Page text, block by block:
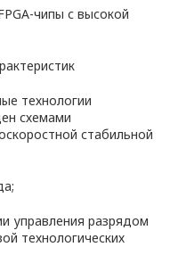
чипы с высокой
технологии
схемами
стабильной
управления разрядом
технологических